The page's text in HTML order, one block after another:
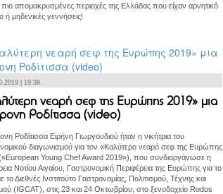
πιο απομακρυσμένες περιοχές της Ελλάδας που είχαν αρνητικό
ή μηδενικές γεννήσεις!
| 19:38
νεαρή σεφ της Ευρώπης 2019» μια
Ροδίτισσα (video)
Ροδίτισσα Ειρήνη Γιωργουδιού ήταν η νικήτρια του
διαγωνισμού για τον «Καλύτερο νεαρό σεφ της Ευρώπης
Young Chef Award 2019»), που συνδιοργάνωσε η
Νοτίου Αιγαίου, Γαστρονομική Περιφέρεια της Ευρώπης για το
το Διεθνές Ινστιτούτο Γαστρονομίας, Πολιτισμού, Τέχνης και
(IGCAT), στις 23 και 24 Οκτωβρίου, στο ξενοδοχείο Rodos